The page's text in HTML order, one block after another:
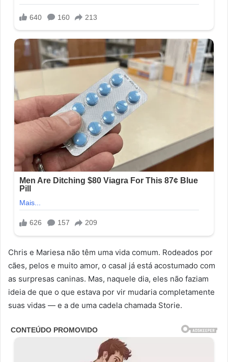
Chris e Mariesa não têm uma vida comum. Rodeados por
cães, pelos e muito amor, o casal já está acostumado com
as surpresas caninas. Mas, naquele dia, eles não faziam
ideia de que o que estava por vir mudaria completamente
suas vidas — e a de uma cadela chamada Storie.